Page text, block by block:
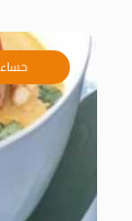
حساء